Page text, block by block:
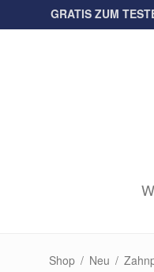
Multi-
GRATIS ZUM
Shop / Neu /